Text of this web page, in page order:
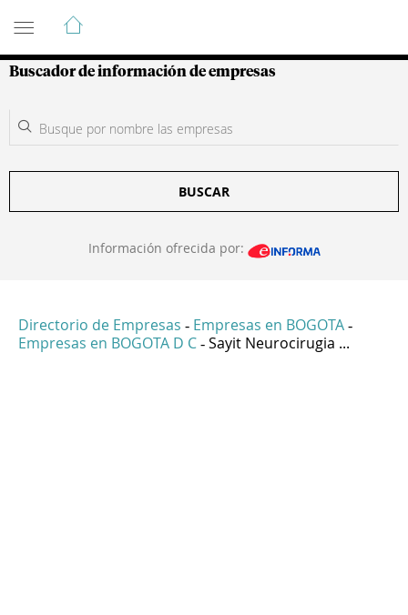
Guía de Empresas Colombianas
Buscador de información de empresas
BUSCAR
Información ofrecida por:
Directorio de Empresas - Empresas en BOGOTA -
Empresas en BOGOTA D C - Sayit Neurocirugia ...